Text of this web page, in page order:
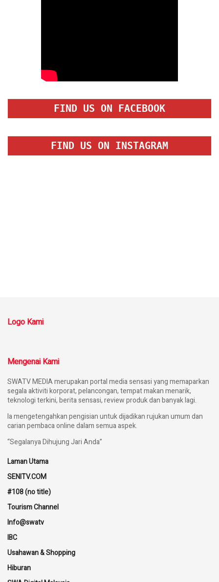
FIND US ON FACEBOOK
FIND US ON INSTAGRAM
Logo Kami
Mengenai Kami
SWATV MEDIA merupakan portal media sensasi yang memaparkan
segala aktiviti korporat, pelancongan, tempat makan menarik,
teknologi terkini, berita sensasi, review produk dan banyak lagi.
Ia mengetengahkan pengisian untuk dijadikan rujukan umum dan
carian pembaca online dalam semua aspek.
“Segalanya Dihujung Jari Anda”
Laman Utama
SENITV.COM
#108 (no title)
Tourism Channel
Info@swatv
IBC
Usahawan & Shopping
Hiburan